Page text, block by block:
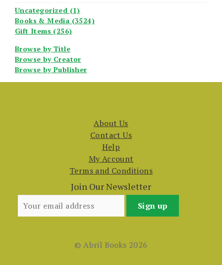
Uncategorized (1)
Books & Media (3524)
Gift Items (256)
Browse by Title
Browse by Creator
Browse by Publisher
About Us
Contact Us
Help
My Account
Terms and Conditions
Join Our Newsletter
© Abril Books 2026